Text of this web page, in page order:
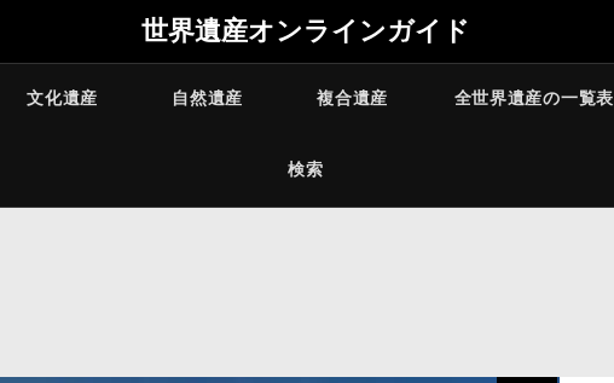
世界遺産オンラインガイド
文化遺産 自然遺産 複合遺産 全世界遺産の一覧表
検索